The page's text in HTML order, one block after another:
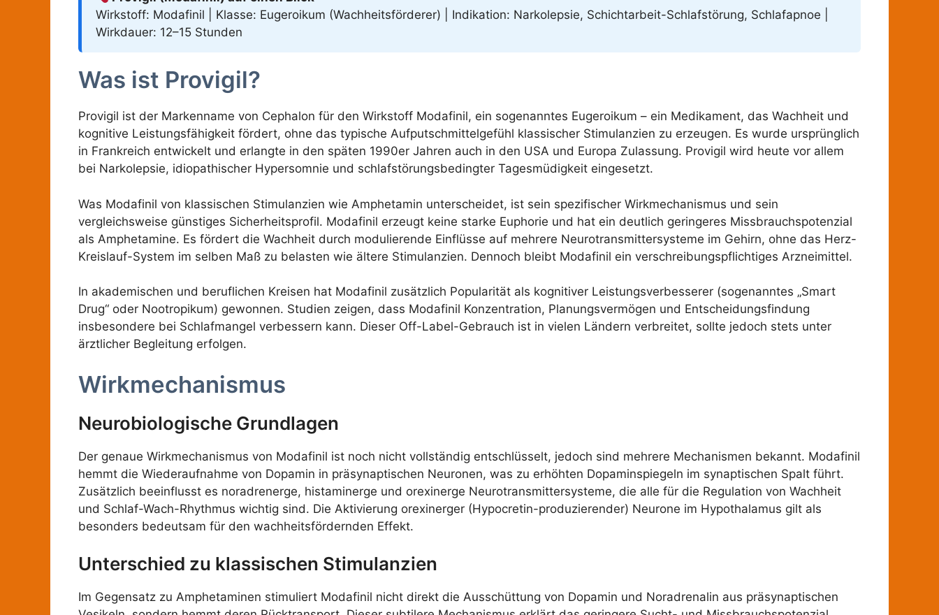
Wirkstoff: Modafinil | Klasse: Eugeroikum (Wachheitsförderer) | Indikation: Narkolepsie, Schichtarbeit-Schlafstörung, Schlafapnoe |
Wirkdauer: 12–15 Stunden
Was ist Provigil?
Provigil ist der Markenname von Cephalon für den Wirkstoff Modafinil, ein sogenanntes Eugeroikum – ein Medikament, das Wachheit und
kognitive Leistungsfähigkeit fördert, ohne das typische Aufputschmittelgefühl klassischer Stimulanzien zu erzeugen. Es wurde ursprünglich
in Frankreich entwickelt und erlangte in den späten 1990er Jahren auch in den USA und Europa Zulassung. Provigil wird heute vor allem
bei Narkolepsie, idiopathischer Hypersomnie und schlafstörungsbedingter Tagesmüdigkeit eingesetzt.
Was Modafinil von klassischen Stimulanzien wie Amphetamin unterscheidet, ist sein spezifischer Wirkmechanismus und sein
vergleichsweise günstiges Sicherheitsprofil. Modafinil erzeugt keine starke Euphorie und hat ein deutlich geringeres Missbrauchspotenzial
als Amphetamine. Es fördert die Wachheit durch modulierende Einflüsse auf mehrere Neurotransmittersysteme im Gehirn, ohne das Herz-
Kreislauf-System im selben Maß zu belasten wie ältere Stimulanzien. Dennoch bleibt Modafinil ein verschreibungspflichtiges Arzneimittel.
In akademischen und beruflichen Kreisen hat Modafinil zusätzlich Popularität als kognitiver Leistungsverbesserer (sogenanntes „Smart
Drug“ oder Nootropikum) gewonnen. Studien zeigen, dass Modafinil Konzentration, Planungsvermögen und Entscheidungsfindung
insbesondere bei Schlafmangel verbessern kann. Dieser Off-Label-Gebrauch ist in vielen Ländern verbreitet, sollte jedoch stets unter
ärztlicher Begleitung erfolgen.
Wirkmechanismus
Neurobiologische Grundlagen
Der genaue Wirkmechanismus von Modafinil ist noch nicht vollständig entschlüsselt, jedoch sind mehrere Mechanismen bekannt. Modafinil
hemmt die Wiederaufnahme von Dopamin in präsynaptischen Neuronen, was zu erhöhten Dopaminspiegeln im synaptischen Spalt führt.
Zusätzlich beeinflusst es noradrenerge, histaminerge und orexinerge Neurotransmittersysteme, die alle für die Regulation von Wachheit
und Schlaf-Wach-Rhythmus wichtig sind. Die Aktivierung orexinerger (Hypocretin-produzierender) Neurone im Hypothalamus gilt als
besonders bedeutsam für den wachheitsfördernden Effekt.
Unterschied zu klassischen Stimulanzien
Im Gegensatz zu Amphetaminen stimuliert Modafinil nicht direkt die Ausschüttung von Dopamin und Noradrenalin aus präsynaptischen